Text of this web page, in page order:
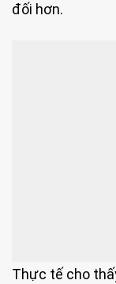
đối hơn.
Thực tế cho